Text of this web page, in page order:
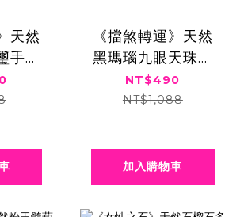
天然
手工
繩
《擋煞轉運》天然
黑瑪瑙九眼天珠手
串手鍊
NT$490
NT$1,088
加入購物車